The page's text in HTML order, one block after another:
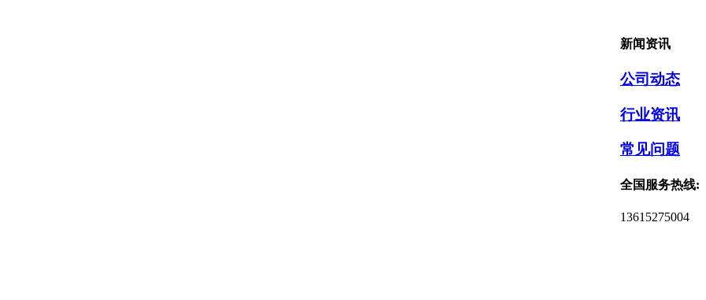
新闻资讯
公司动态
行业资讯
常见问题
全国服务热线:
13615275004